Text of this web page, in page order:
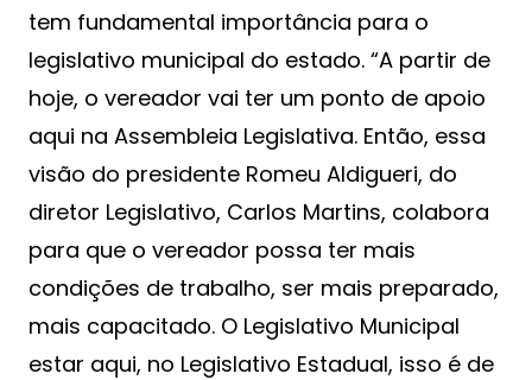
tem fundamental importância para o
legislativo municipal do estado. “A partir de
hoje, o vereador vai ter um ponto de apoio
aqui na Assembleia Legislativa. Então, essa
visão do presidente Romeu Aldigueri, do
diretor Legislativo, Carlos Martins, colabora
para que o vereador possa ter mais
condições de trabalho, ser mais preparado,
mais capacitado. O Legislativo Municipal
estar aqui, no Legislativo Estadual, isso é de